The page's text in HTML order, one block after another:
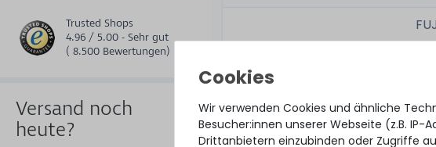
Trusted Shops
4.96 / 5.00 - Sehr gut
( 8.500 Bewertungen)
Versand noch
heute?
Teilenummer(n):
Wir verwenden Cookies und ähnliche
Besucher:innen unserer Webseite (z.B. IP-
Drittanbietern einzubinden oder Zugriffe